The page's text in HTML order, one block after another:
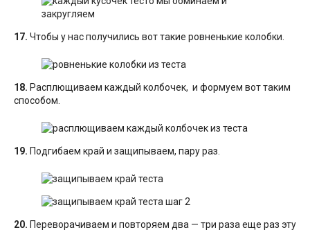
17. Чтобы у нас получились вот такие ровненькие колобки.
18. Расплющиваем каждый колбочек, и формуем вот таким
способом.
19. Подгибаем край и защипываем, пару раз.
20. Переворачиваем и повторяем два — три раза еще раз эту